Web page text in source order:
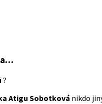
?
Atigu Sobotková nikdo